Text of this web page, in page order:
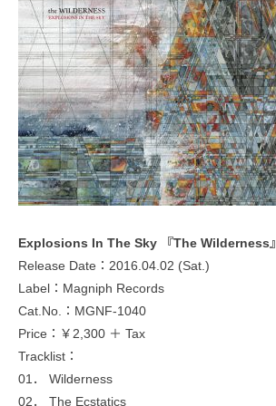
Explosions In The Sky 『The Wilderness』
Release Date：2016.04.02 (Sat.)
Label：Magniph Records
Cat.No.：MGNF-1040
Price：￥2,300 ＋ Tax
Tracklist：
01． Wilderness
02． The Ecstatics